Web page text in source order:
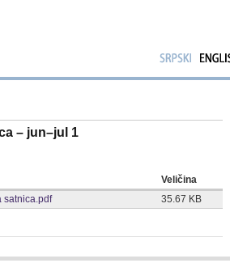
– jun–jul 1
Veličina
satnica.pdf
35.67 KB